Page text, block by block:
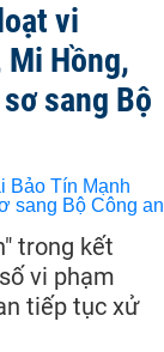
vi
Mi Hồng,
sang Bộ
trong kết
vi phạm
tiếp tục xử